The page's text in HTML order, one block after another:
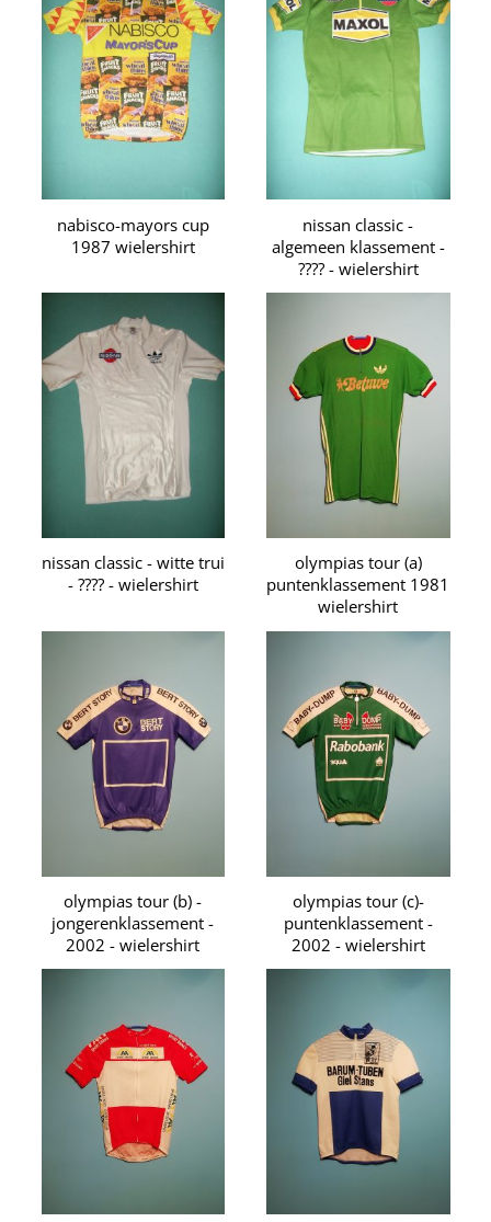
nabisco-mayors cup
1987 wielershirt
nissan classic -
algemeen klassement -
???? - wielershirt
nissan classic - witte trui
- ???? - wielershirt
olympias tour (a)
puntenklassement 1981
wielershirt
olympias tour (b) -
jongerenklassement -
2002 - wielershirt
olympias tour (c)-
puntenklassement -
2002 - wielershirt